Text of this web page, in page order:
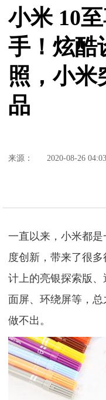
小米 10
手！炫酷
照，小米
品
来源： 2020-08-26
一直以来，小米都
度创新，带来了很
计上的亮银探索版
面屏、环绕屏等，
做不出。